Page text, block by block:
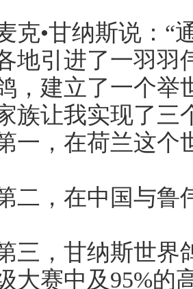
•甘纳斯说：“
地引进了一羽羽
，建立了一个举
族让我实现了三
，在荷兰这个世
，在中国与鲁
，甘纳斯世界
大赛中及95%的